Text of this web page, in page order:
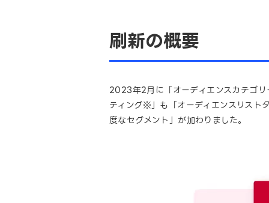
刷新の概要
2023年2月に「オーディエンスカテゴ
ティング※」も「オーディエンスリスト
度なセグメント」が加わりました。